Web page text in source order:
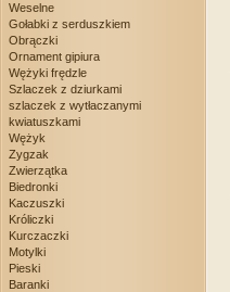
Weselne
Gołabki z serduszkiem
Obrączki
Ornament gipiura
Wężyki frędzle
Szlaczek z dziurkami
szlaczek z wytłaczanymi
kwiatuszkami
Wężyk
Zygzak
Zwierzątka
Biedronki
Kaczuszki
Króliczki
Kurczaczki
Motylki
Pieski
Baranki